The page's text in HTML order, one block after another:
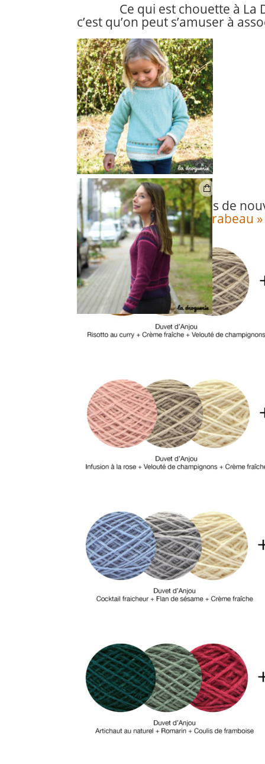
Ce qui est chouette à La
c’est qu’on peut s’amuser à
On a imaginé pour vous de
pourle pull « Pont Mirabeau »